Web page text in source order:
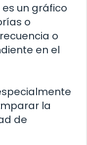
un gráfico
o
o
en el
la
de